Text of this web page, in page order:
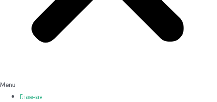
Menu
Главная